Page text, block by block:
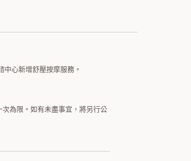
心新增舒壓按摩服務。
為限。如有未盡事宜，將另行公